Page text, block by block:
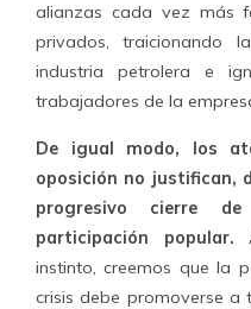
alianzas cada vez más
privados, traicionando
industria petrolera e
trabajadores de la
De igual modo, los
oposición no justifican,
progresivo cierre
participación popular.
instinto, creemos que la
crisis debe promoverse